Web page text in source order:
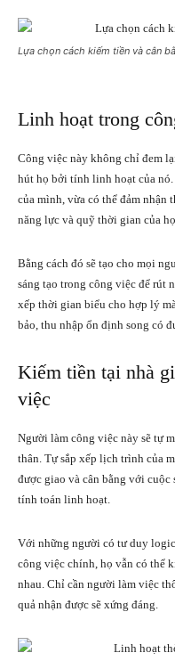
Lựa chọn cách kiếm tiền và cân
Linh hoạt trong
Công việc này không chỉ đem
hút họ bởi tính linh hoạt của
của mình, vừa có thể đảm nhận
năng lực và quỹ thời gian của họ.
Bằng cách đó sẽ tạo cho mọi
sáng tạo trong công việc để rút
xếp thời gian biểu cho hợp lý
bảo, thu nhập ổn định song có
Kiếm tiền tại nhà
việc
Người làm công việc này sẽ tự
thân. Tự sắp xếp lịch trình của
được giao và cân bằng với
tính toán linh hoạt.
Với những người có tư duy
công việc chính, họ vẫn có thể
nhau. Chỉ cần người làm việc
quả nhận được sẽ xứng đáng.